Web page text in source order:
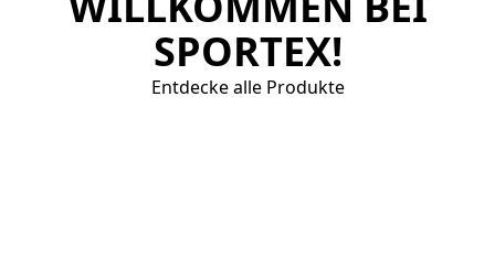
SPORTEX!
Entdecke alle Produkte